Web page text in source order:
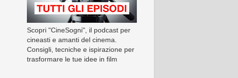
Scopri "CineSogni", il podcast per
cineasti e amanti del cinema.
Consigli, tecniche e ispirazione per
trasformare le tue idee in film